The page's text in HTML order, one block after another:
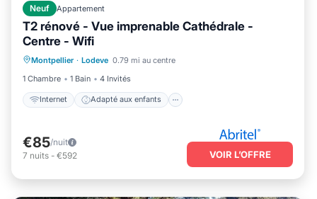
Neuf Appartement
T2 rénové - Vue imprenable Cathédrale -
Centre - Wifi
Montpellier · Lodeve 0.79 mi au centre
1 Chambre
1 Bain 4 Invités
Internet Adapté aux enfants
Internet
Linge de lit
Installations de bien-être
€85/nuit
7 nuits - €592 VOIR L’OFFRE